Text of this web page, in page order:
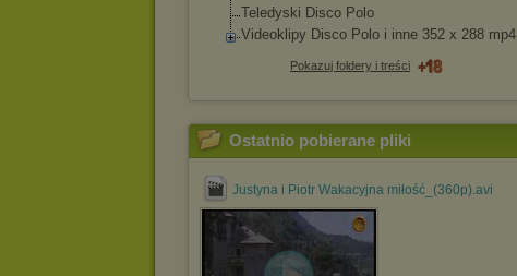
Teledyski Disco Polo
Videoklipy Disco Polo i inne 352 x 288 mp4
Pokazuj foldery i treści
Ostatnio pobierane pliki
Justyna i Piotr Wakacyjna miłość_(360p).avi